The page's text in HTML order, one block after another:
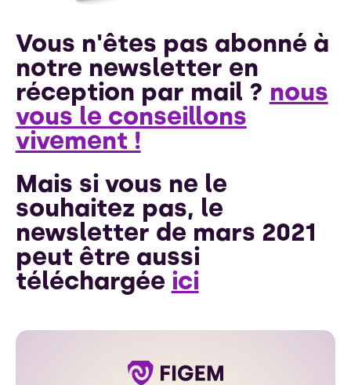
Vous n'êtes pas abonné à
notre newsletter en
réception par mail ? nous
vous le conseillons
vivement !
Mais si vous ne le
souhaitez pas, le
newsletter de mars 2021
peut être aussi
téléchargée ici